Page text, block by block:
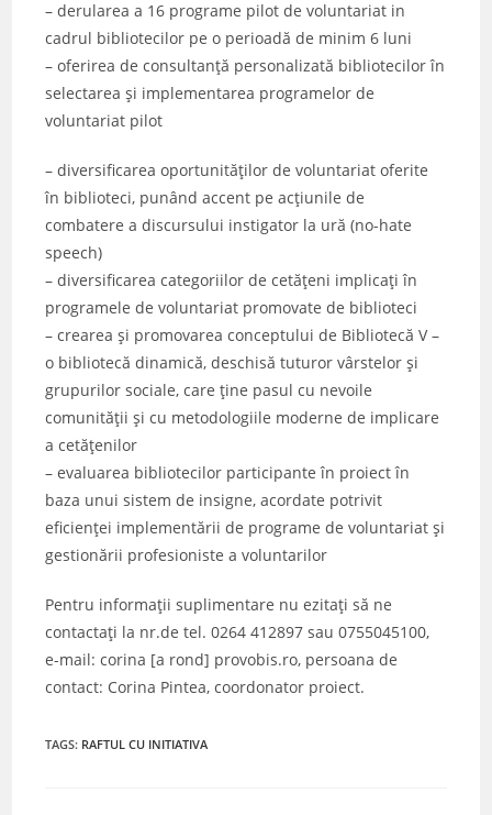
– derularea a 16 programe pilot de voluntariat in
cadrul bibliotecilor pe o perioadă de minim 6 luni
– oferirea de consultanță personalizată bibliotecilor în
selectarea și implementarea programelor de
voluntariat pilot
– diversificarea oportunităților de voluntariat oferite
în biblioteci, punând accent pe acțiunile de
combatere a discursului instigator la ură (no-hate
speech)
– diversificarea categoriilor de cetățeni implicați în
programele de voluntariat promovate de biblioteci
– crearea și promovarea conceptului de Bibliotecă V –
o bibliotecă dinamică, deschisă tuturor vârstelor și
grupurilor sociale, care ține pasul cu nevoile
comunității și cu metodologiile moderne de implicare
a cetățenilor
– evaluarea bibliotecilor participante în proiect în
baza unui sistem de insigne, acordate potrivit
eficienței implementării de programe de voluntariat și
gestionării profesioniste a voluntarilor
Pentru informații suplimentare nu ezitați să ne
contactați la nr.de tel. 0264 412897 sau 0755045100,
e-mail: corina [a rond] provobis.ro, persoana de
contact: Corina Pintea, coordonator proiect.
TAGS: RAFTUL CU INITIATIVA